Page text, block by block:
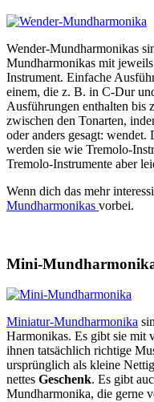
Wender-Mundharmonikas
Mundharmonikas mit
Instrument. Einfache
einem, die z. B. in C-Dur
Ausführungen enthalten bis
zwischen den Tonarten,
oder anders gesagt: wendet.
werden sie wie Tremolo-
Tremolo-Instrumente aber
Wenn dich das mehr
Mundharmonikas vorbei.
Mini-
Miniatur-Mundharmonika
Harmonikas. Es gibt sie mit
ihnen tatsächlich richtige
ursprünglich als kleine
nettes Geschenk. Es gibt
Mundharmonika, die gerne